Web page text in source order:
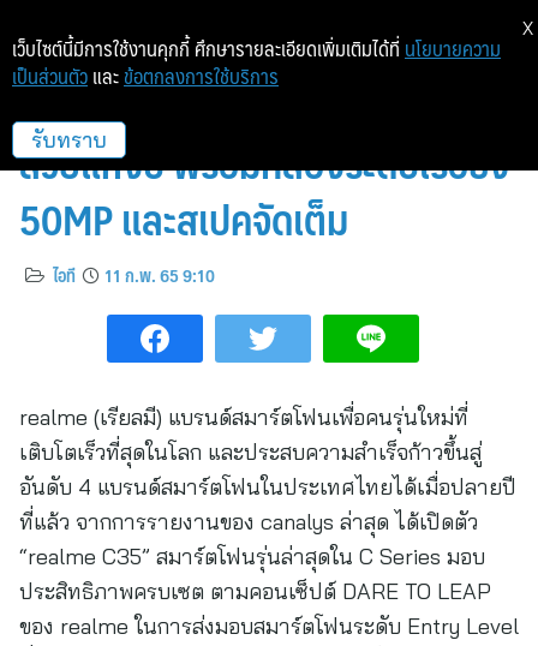
realme C35 โดดเด่นด้วยดีไซน์
สวยแห่งปี พร้อมกล้องระดับเรือธง
50MP และสเปคจัดเต็ม
ไอที 11 ก.พ. 65 9:10
realme (เรียลมี) แบรนด์สมาร์ตโฟนเพื่อคนรุ่นใหม่ที่
เติบโตเร็วที่สุดในโลก และประสบความสำเร็จก้าวขึ้นสู่
อันดับ 4 แบรนด์สมาร์ตโฟนในประเทศไทยได้เมื่อปลายปี
ที่แล้ว จากการรายงานของ canalys ล่าสุด ได้เปิดตัว
“realme C35” สมาร์ตโฟนรุ่นล่าสุดใน C Series มอบ
ประสิทธิภาพครบเซต ตามคอนเซ็ปต์ DARE TO LEAP
ของ realme ในการส่งมอบสมาร์ตโฟนระดับ Entry Level
เว็บไซต์นี้มีการใช้งานคุกกี้ ศึกษารายละเอียดเพิ่มเติมได้ที่ นโยบายความ
เป็นส่วนตัว และ ข้อตกลงการใช้บริการ
รับทราบ
X